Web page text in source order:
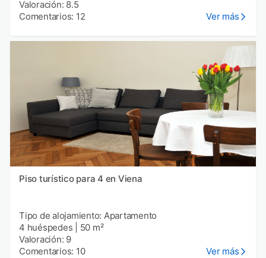
Valoración: 8.5
Comentarios: 12
Ver más
Piso turístico para 4 en Viena
Tipo de alojamiento: Apartamento
4 huéspedes
50 m²
Valoración: 9
Comentarios: 10
Ver más